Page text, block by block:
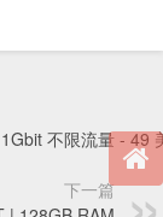
不限流量 - 49
下一篇